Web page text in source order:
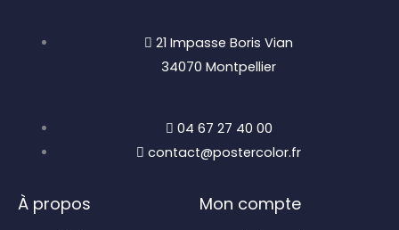
21 Impasse Boris Vian
34070 Montpellier
04 67 27 40 00
contact@postercolor.fr
À propos Mon compte